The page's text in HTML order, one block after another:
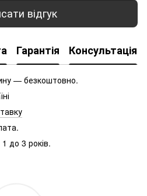
відгук
Гарантія Консультація
— безкоштовно.
до 3 років.